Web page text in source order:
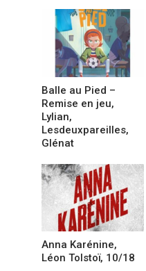
Balle au Pied –
Remise en jeu,
Lylian,
Lesdeuxpareilles,
Glénat
Anna Karénine,
Léon Tolstoï, 10/18